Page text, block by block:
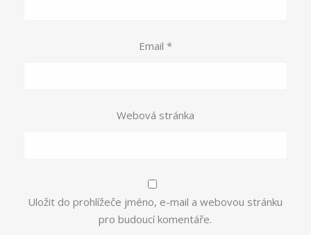
Email *
Webová stránka
Uložit do prohlížeče jméno, e-mail a webovou stránku
pro budoucí komentáře.